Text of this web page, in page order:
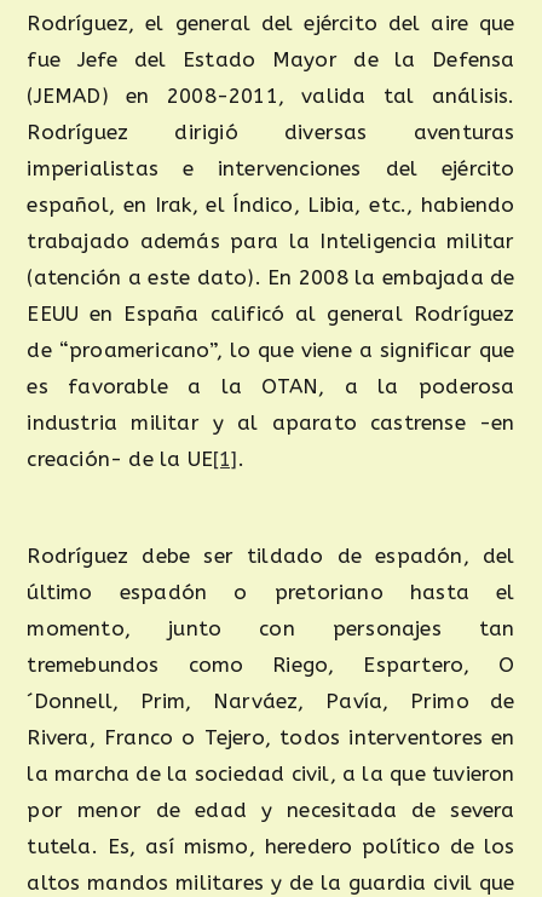
Rodríguez, el general del ejército del aire que
fue Jefe del Estado Mayor de la Defensa
(JEMAD) en 2008-2011, valida tal análisis.
Rodríguez dirigió diversas aventuras
imperialistas e intervenciones del ejército
español, en Irak, el Índico, Libia, etc., habiendo
trabajado además para la Inteligencia militar
(atención a este dato). En 2008 la embajada de
EEUU en España calificó al general Rodríguez
de “proamericano”, lo que viene a significar que
es favorable a la OTAN, a la poderosa
industria militar y al aparato castrense -en
creación- de la UE[1].
Rodríguez debe ser tildado de espadón, del
último espadón o pretoriano hasta el
momento, junto con personajes tan
tremebundos como Riego, Espartero, O
´Donnell, Prim, Narváez, Pavía, Primo de
Rivera, Franco o Tejero, todos interventores en
la marcha de la sociedad civil, a la que tuvieron
por menor de edad y necesitada de severa
tutela. Es, así mismo, heredero político de los
altos mandos militares y de la guardia civil que